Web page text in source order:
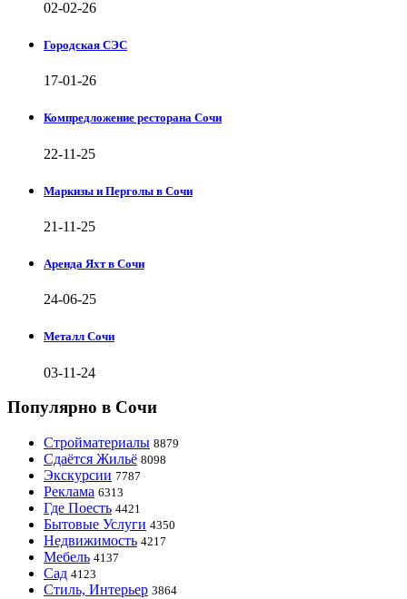
02-02-26
Городская СЭС
17-01-26
Компредложение ресторана Сочи
22-11-25
Маркизы и Перголы в Сочи
21-11-25
Аренда Яхт в Сочи
24-06-25
Металл Сочи
03-11-24
Популярно в Сочи
Стройматериалы 8879
Сдаётся Жильё 8098
Экскурсии 7787
Реклама 6313
Где Поесть 4421
Бытовые Услуги 4350
Недвижимость 4217
Мебель 4137
Сад 4123
Стиль, Интерьер 3864